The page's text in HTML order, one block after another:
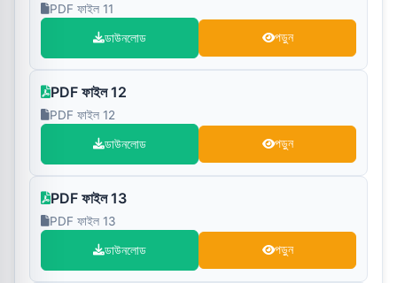
PDF ফাইল 11
ডাউনলোড পড়ুন
PDF ফাইল 12
PDF ফাইল 12
ডাউনলোড পড়ুন
PDF ফাইল 13
PDF ফাইল 13
ডাউনলোড পড়ুন